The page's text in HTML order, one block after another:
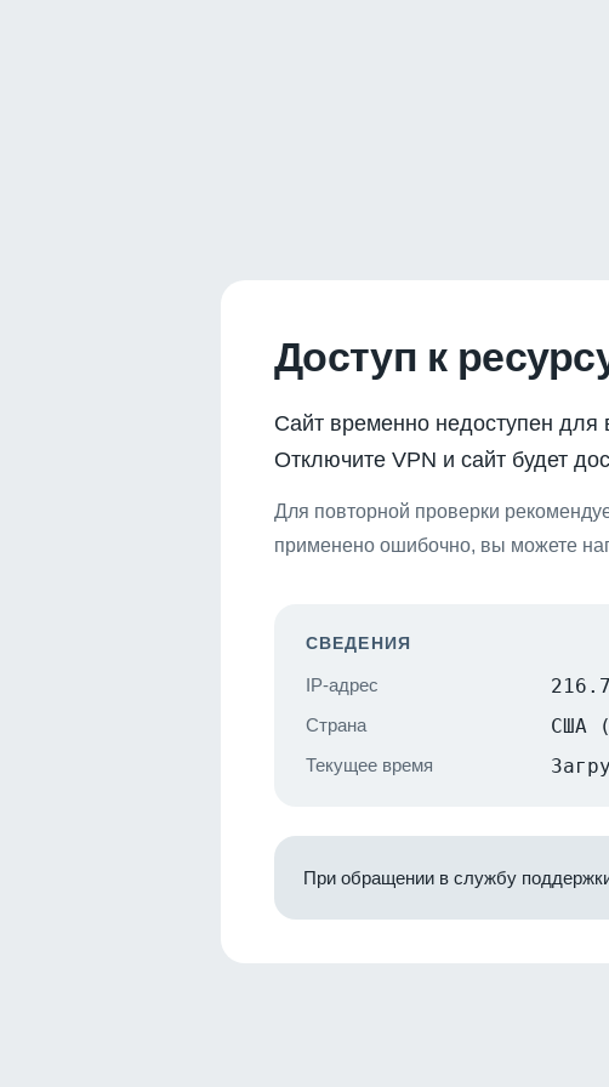
Доступ к
Сайт временно недоступен для
Отключите VPN и сайт будет
Для повторной проверки
применено ошибочно, вы можете
СВЕДЕНИЯ
IP-адрес
Страна США
Текущее время
При обращении в службу